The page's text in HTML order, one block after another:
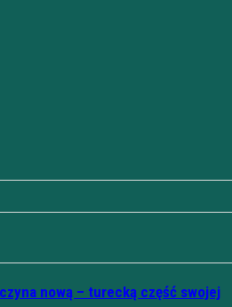
nową – turecką część swojej